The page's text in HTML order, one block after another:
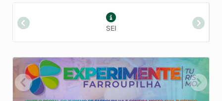
Diário Oficial